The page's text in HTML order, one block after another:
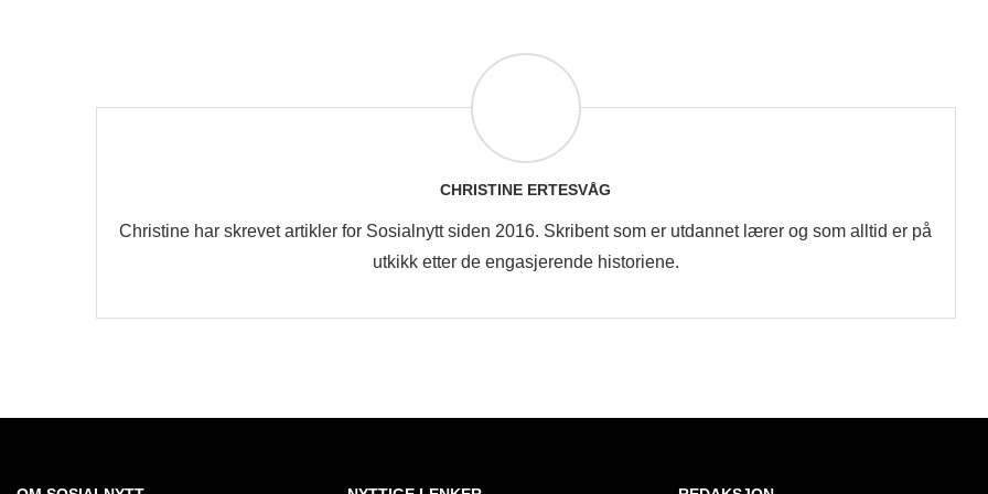
CHRISTINE ERTESVÅG
Christine har skrevet artikler for Sosialnytt siden 2016. Skribent som er utdannet lærer og som alltid er på
utkikk etter de engasjerende historiene.